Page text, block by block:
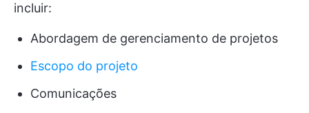
incluir:
Abordagem de gerenciamento de projetos
Escopo do projeto
Comunicações